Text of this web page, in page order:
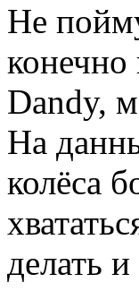
Не
конечно
Dandy,
На
колёса
делать